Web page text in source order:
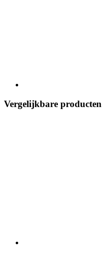
Vergelijkbare producten